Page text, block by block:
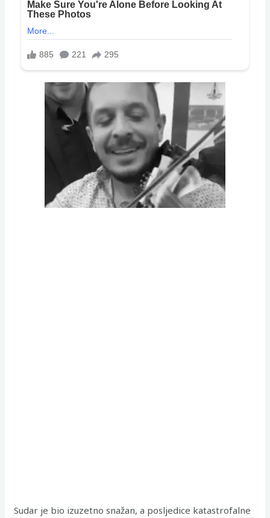
Sudar je bio izuzetno snažan, a posljedice katastrofalne